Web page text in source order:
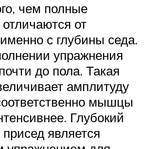
чем полные
от
с глубины седа.
упражнения
до пола. Такая
амплитуду
мышцы
Глубокий
является